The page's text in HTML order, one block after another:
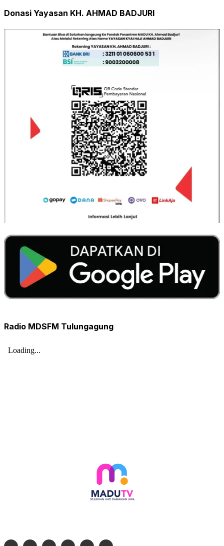
Donasi Yayasan KH. AHMAD BADJURI
Radio MDSFM Tulungagung